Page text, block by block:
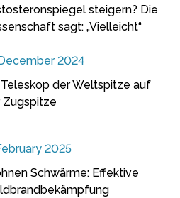
steigern? Die
sagt: „Vielleicht“
2024
Teleskop der Weltspitze auf
Zugspitze
2025
Schwärme: Effektive